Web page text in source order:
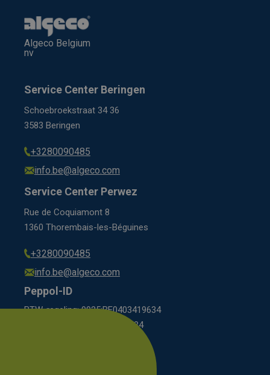
Algeco Belgium
nv
Service Center Beringen
Schoebroekstraat 34 36
3583 Beringen
+3280090485
info.be@algeco.com
Service Center Perwez
Rue de Coquiamont 8
1360 Thorembais-les-Béguines
+3280090485
info.be@algeco.com
Peppol-ID
BTW-regeling: 9925:BE0403419634
régime BCE: 0208:0403419634